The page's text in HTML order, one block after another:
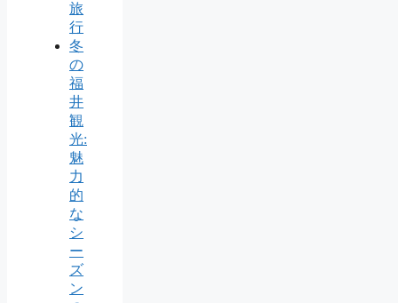
旅
行
冬
の
福
井
観
光:
魅
力
的
な
シ
ー
ズ
ン